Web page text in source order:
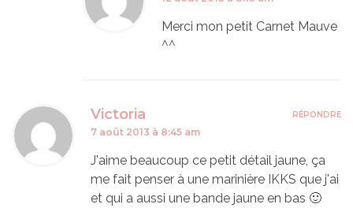
Merci mon petit Carnet Mauve
^^
Victoria
7 août 2013 à 8:45 am
J'aime beaucoup ce petit détail jaune, ça
me fait penser à une marinière IKKS que j'ai
et qui a aussi une bande jaune en bas 🙂
RÉPONDRE